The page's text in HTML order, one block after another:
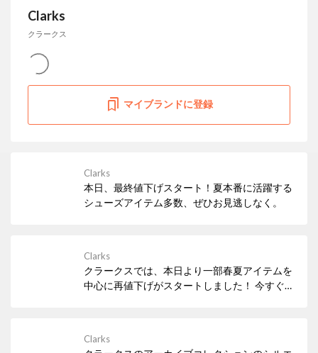
Clarks
クラークス
マイブランドに登録
Clarks
本日、最終値下げスタート！夏本番に活躍する
シューズアイテム多数、ぜひお見逃しなく。
Clarks
クラークスでは、本日より一部春夏アイテムを
中心に再値下げがスタートしました！ 今すぐ履
Clarks